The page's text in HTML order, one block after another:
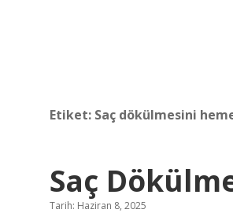
Etiket: Saç dökülmesini
Saç
Tarih: Haziran 8, 2025